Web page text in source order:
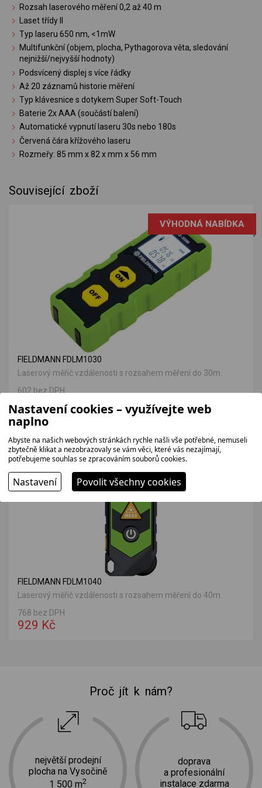
Rozsah laserového měření 0,2 až 40 m
Laset třídy II
Typ laseru 650 nm, <1mW
Multifunkční (objem, plocha, Pythagorova věta, sledování
nejnižší/nejvyšší hodnoty)
Podsvícený displej s více řádky
Až 20 záznamů historie měření
Typ klávesnice s dotykem Super Soft-Touch
Baterie 2x AAA (součástí balení)
Automatické vypnutí laseru 30s nebo 180s
Červená čára křížového laseru
Rozmeřy: 85 mm x 82 x mm x 56 mm
Související zboží
VÝHODNÁ NABÍDKA
FIELDMANN FDLM1030
Laserový měřič vzdálenosti s rozsahem měření do 30m.
602 bez DPH
729 Kč
VÝHODNÁ NABÍDKA
FIELDMANN FDLM1040
Laserový měřič vzdálenosti s rozsahem měření do 40m.
768 bez DPH
929 Kč
Proč jít k nám?
největší prodejní
plocha na Vysočině
1 500 m2
doprava
a profesionální
instalace zdarma
Nastavení cookies – využívejte web
naplno
Abyste na našich webových stránkách rychle našli vše potřebné, nemuseli
zbytečně klikat a nezobrazovaly se vám věci, které vás nezajímají,
potřebujeme souhlas se zpracováním souborů cookies.
Nastavení Povolit všechny cookies